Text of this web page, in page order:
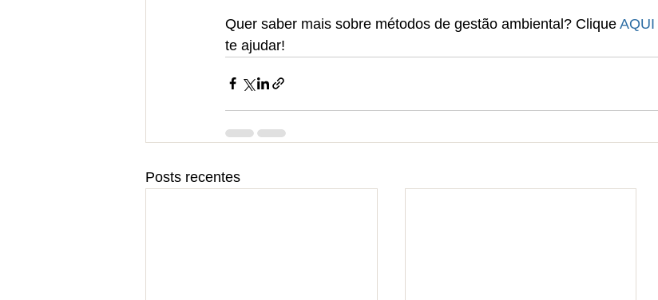
Quer saber mais sobre métodos de gestão ambiental? Clique AQUI
te ajudar!
Posts recentes